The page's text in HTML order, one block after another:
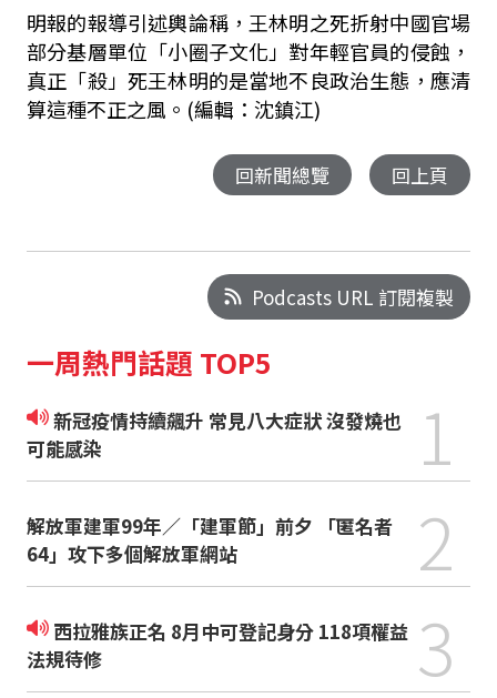
明報的報導引述輿論稱，王林明之死折射中國官場
部分基層單位「小圈子文化」對年輕官員的侵蝕，
真正「殺」死王林明的是當地不良政治生態，應清
算這種不正之風。(編輯：沈鎮江)
回新聞總覽 回上頁
Podcasts URL 訂閱複製
一周熱門話題 TOP5
新冠疫情持續飆升 常見八大症狀 沒發燒也
可能感染
1
解放軍建軍99年／「建軍節」前夕 「匿名者
64」攻下多個解放軍網站
2
西拉雅族正名 8月中可登記身分 118項權益
法規待修
3